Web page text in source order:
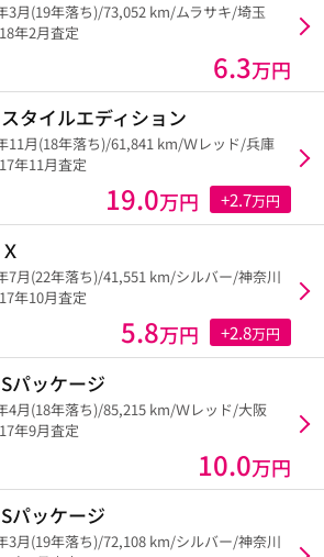
3月(19年落ち)/73,052 km/ムラサキ/埼玉
年2月査定
6.3万円
タイルエディション
11月(18年落ち)/61,841 km/Ｗレッド/兵庫
年11月査定
19.0万円 +2.7万円
7月(22年落ち)/41,551 km/シルバー/神奈川
年10月査定
5.8万円 +2.8万円
パッケージ
4月(18年落ち)/85,215 km/Ｗレッド/大阪
年9月査定
10.0万円
パッケージ
3月(19年落ち)/72,108 km/シルバー/神奈川